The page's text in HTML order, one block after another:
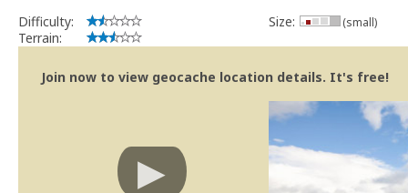
Difficulty:
Terrain:
Size: (small)
Join now to view geocache location details. It's free!